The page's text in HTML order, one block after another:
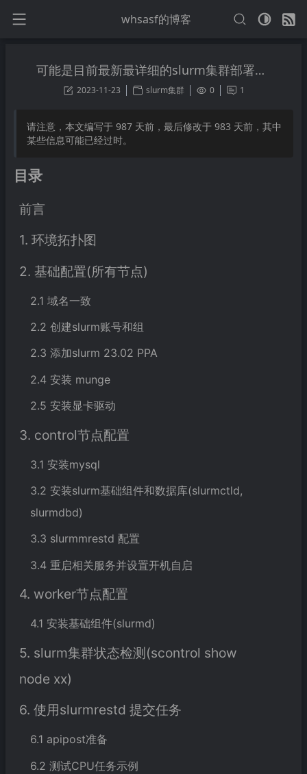
whsasf的博客
可能是目前最新最详细的slurm集群部署指南
2023-11-23 slurm集群 0 1
请注意，本文编写于 987 天前，最后修改于 983 天前，其中
某些信息可能已经过时。
目录
前言
1. 环境拓扑图
2. 基础配置(所有节点)
2.1 域名一致
2.2 创建slurm账号和组
2.3 添加slurm 23.02 PPA
2.4 安装 munge
2.5 安装显卡驱动
3. control节点配置
3.1 安装mysql
3.2 安装slurm基础组件和数据库(slurmctld,
slurmdbd)
3.3 slurmmrestd 配置
3.4 重启相关服务并设置开机自启
4. worker节点配置
4.1 安装基础组件(slurmd)
5. slurm集群状态检测(scontrol show
node xx)
6. 使用slurmrestd 提交任务
6.1 apipost准备
6.2 测试CPU任务示例